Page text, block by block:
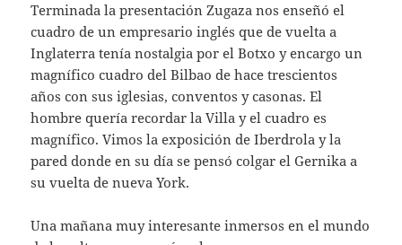
Terminada la presentación Zugaza nos enseñó el
cuadro de un empresario inglés que de vuelta a
Inglaterra tenía nostalgia por el Botxo y encargo un
magnífico cuadro del Bilbao de hace trescientos
años con sus iglesias, conventos y casonas. El
hombre quería recordar la Villa y el cuadro es
magnífico. Vimos la exposición de Iberdrola y la
pared donde en su día se pensó colgar el Gernika a
su vuelta de nueva York.
Una mañana muy interesante inmersos en el mundo